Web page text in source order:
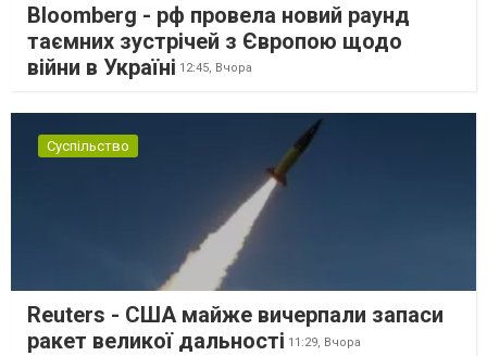
Bloomberg - рф провела новий раунд
таємних зустрічей з Європою щодо
війни в Україні 12:45, Вчора
Суспільство
Reuters - США майже вичерпали запаси
ракет великої дальності 11:29, Вчора